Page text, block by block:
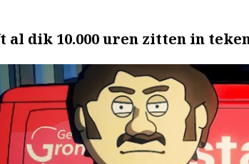
al dik 10.000 uren zitten in